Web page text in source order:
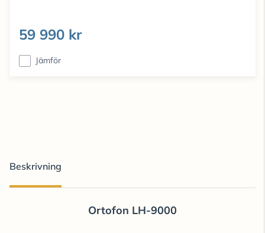
59 990 kr
Jämför
Beskrivning
Ortofon LH-9000